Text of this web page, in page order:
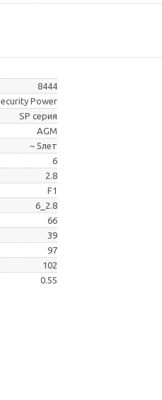
8444
Power
SP серия
AGM
~ 5лет
6
2.8
F1
6_2.8
66
39
97
102
0.55